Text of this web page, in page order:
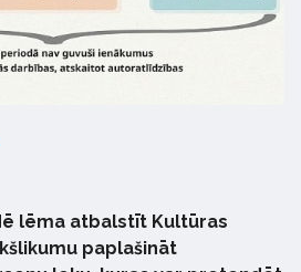
lēma atbalstīt Kultūras
paplašināt